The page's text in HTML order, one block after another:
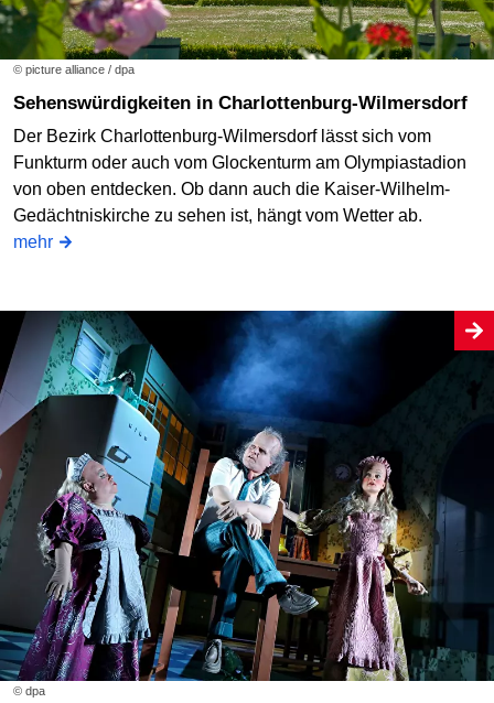
© picture alliance / dpa
Sehenswürdigkeiten in Charlottenburg-Wilmersdorf
Der Bezirk Charlottenburg-Wilmersdorf lässt sich vom
Funkturm oder auch vom Glockenturm am Olympiastadion
von oben entdecken. Ob dann auch die Kaiser-Wilhelm-
Gedächtniskirche zu sehen ist, hängt vom Wetter ab.
mehr
© dpa